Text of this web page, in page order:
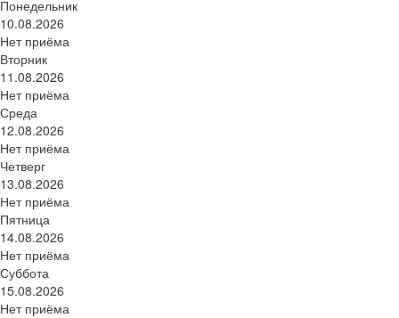
Понедельник
10.08.2026
Нет приёма
Вторник
11.08.2026
Нет приёма
Среда
12.08.2026
Нет приёма
Четверг
13.08.2026
Нет приёма
Пятница
14.08.2026
Нет приёма
Суббота
15.08.2026
Нет приёма